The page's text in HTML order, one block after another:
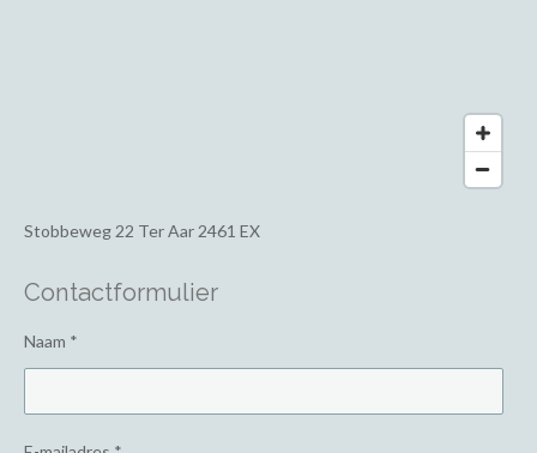
Stobbeweg 22 Ter Aar 2461 EX
Contactformulier
Naam *